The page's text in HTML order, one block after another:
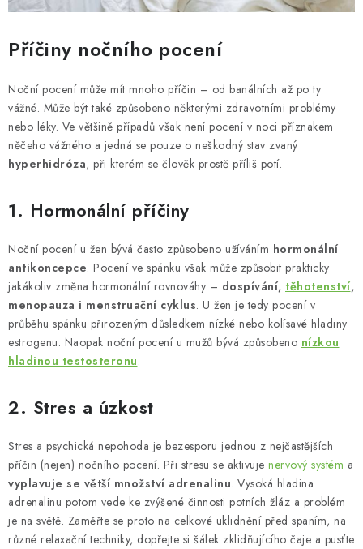
Příčiny nočního pocení
Noční pocení může mít mnoho příčin – od banálních až po ty
vážné. Může být také způsobeno některými zdravotními problémy
nebo léky. Ve většině případů však není pocení v noci příznakem
něčeho vážného a jedná se pouze o neškodný stav zvaný
hyperhidróza, při kterém se člověk prostě příliš potí.
1. Hormonální příčiny
Noční pocení u žen bývá často způsobeno užíváním hormonální
antikoncepce. Pocení ve spánku však může způsobit prakticky
jakákoliv změna hormonální rovnováhy – dospívání, těhotenství,
menopauza i menstruační cyklus. U žen je tedy pocení v
průběhu spánku přirozeným důsledkem nízké nebo kolísavé hladiny
estrogenu. Naopak noční pocení u mužů bývá způsobeno nízkou
hladinou testosteronu.
2. Stres a úzkost
Stres a psychická nepohoda je bezesporu jednou z nejčastějších
příčin (nejen) nočního pocení. Při stresu se aktivuje nervový systém a
vyplavuje se větší množství adrenalinu. Vysoká hladina
adrenalinu potom vede ke zvýšené činnosti potních žláz a problém
je na světě. Zaměřte se proto na celkové uklidnění před spaním, na
různé relaxační techniky, dopřejte si šálek zklidňujícího čaje a pusťte